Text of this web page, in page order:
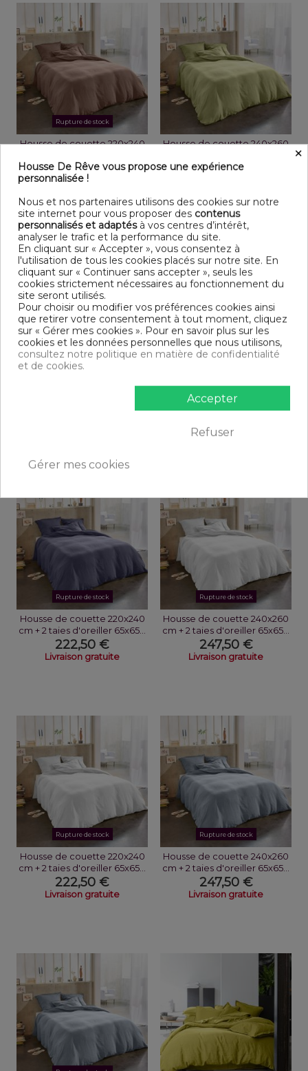
Rupture de stock
Housse de couette 220x240
222,50 €
Livraison gratuite
Housse de couette 240x260
247,50 €
Rupture de stock Rupture de stock
cm + 2 taies d'oreiller 65x65...
247,50 €
Rupture de stock
Housse de couette 220x240
cm + 2 taies d'oreiller 65x65...
222,50 €
Livraison gratuite
Rupture de stock
Housse de couette 240x260
cm + 2 taies d'oreiller 65x65...
247,50 €
Livraison gratuite
Rupture de stock
Housse de couette 220x240
cm + 2 taies d'oreiller 65x65...
222,50 €
Livraison gratuite
Rupture de stock
Housse de couette 240x260
cm + 2 taies d'oreiller 65x65...
247,50 €
Livraison gratuite
×
Housse De Rêve vous propose une expérience
personnalisée !
Nous et nos partenaires utilisons des cookies sur notre
site internet pour vous proposer des contenus
personnalisés et adaptésà vos centres d’intérêt,
analyser le trafic et la performance du site.
En cliquant sur « Accepter », vous consentez à
l'utilisation de tous les cookies placés sur notre site. En
cliquant sur « Continuer sans accepter », seuls les
cookies strictement nécessaires au fonctionnement du
site seront utilisés.
Pour choisir ou modifier vos préférences cookies ainsi
que retirer votre consentement à tout moment, cliquez
sur « Gérer mes cookies ». Pour en savoir plus sur les
cookies et les données personnelles que nous utilisons,
consultez notre politique en matière de confidentialité
et de cookies.
Accepter
Refuser
Gérer mes cookies